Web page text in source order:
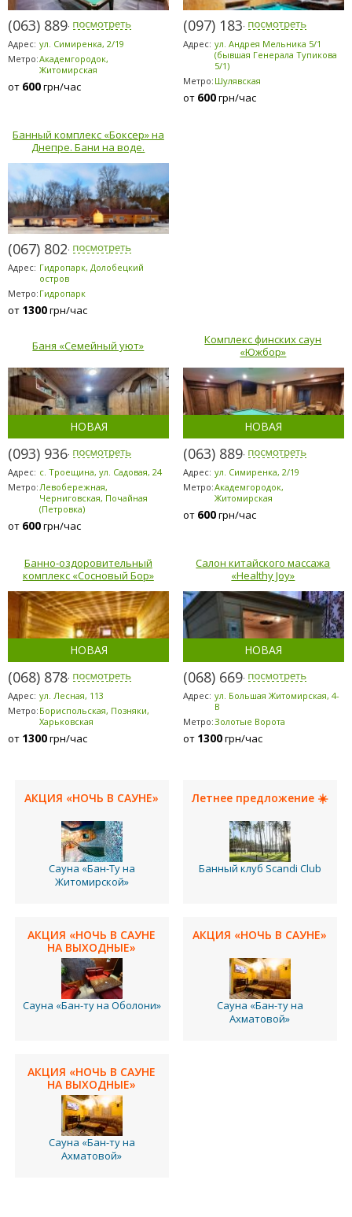
(063) 889-6200
Адрес: ул. Симиренка, 2/19
Метро:Академгородок,
Житомирская
от 600грн/час
(097) 183-9184
Адрес: ул. Андрея Мельника 5/1
(бывшая Генерала Тупикова
5/1)
Метро: Шулявская
от 600грн/час
Банный комплекс «Боксер» на
Днепре. Бани на воде.
(067) 802-6898
Адрес: Гидропарк, Долобецкий
остров
Метро: Гидропарк
от 1300грн/час
Баня «Семейный уют»
НОВАЯ
(093) 936-7869
Адрес: с. Троещина, ул. Садовая, 24
Метро: Левобережная,
Черниговская, Почайная
(Петровка)
от 600грн/час
Комплекс финских саун
«Южбор»
НОВАЯ
(063) 889-6200
Адрес: ул. Симиренка, 2/19
Метро:Академгородок,
Житомирская
от 600грн/час
Банно-оздоровительный
комплекс «Сосновый Бор»
НОВАЯ
(068) 878-5953
Адрес: ул. Лесная, 113
Метро: Бориспольская, Позняки,
Харьковская
от 1300грн/час
Салон китайского массажа
«Healthy Joy»
НОВАЯ
(068) 669-7071
Адрес: ул. Большая Житомирская, 4-
В
Метро:Золотые Ворота
от 1300грн/час
АКЦИЯ «НОЧЬ В САУНЕ»
Сауна «Бан-Ту на
Житомирской»
Летнее предложение ☀️
Банный клуб Scandi Club
АКЦИЯ «НОЧЬ В САУНЕ
НА ВЫХОДНЫЕ»
Сауна «Бан-ту на Оболони»
АКЦИЯ «НОЧЬ В САУНЕ»
Сауна «Бан-ту на
Ахматовой»
АКЦИЯ «НОЧЬ В САУНЕ
НА ВЫХОДНЫЕ»
Сауна «Бан-ту на
Ахматовой»